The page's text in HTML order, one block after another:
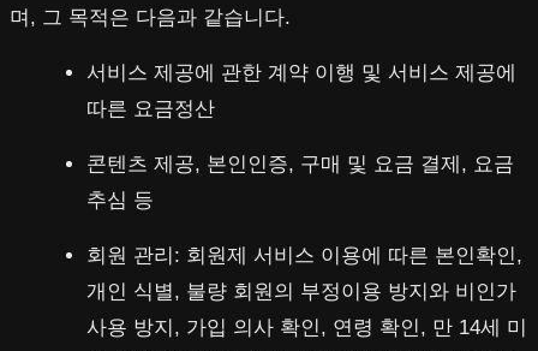
며, 그 목적은 다음과 같습니다.
서비스 제공에 관한 계약 이행 및 서비스 제공에
따른 요금정산
콘텐츠 제공, 본인인증, 구매 및 요금 결제, 요금
추심 등
회원 관리: 회원제 서비스 이용에 따른 본인확인,
개인 식별, 불량 회원의 부정이용 방지와 비인가
사용 방지, 가입 의사 확인, 연령 확인, 만 14세 미